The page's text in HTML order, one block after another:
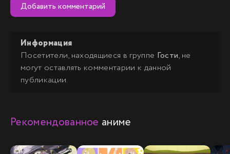
Добавить комментарий
Информация
Посетители, находящиеся в группе Гости, не
могут оставлять комментарии к данной
публикации.
Рекомендованное аниме